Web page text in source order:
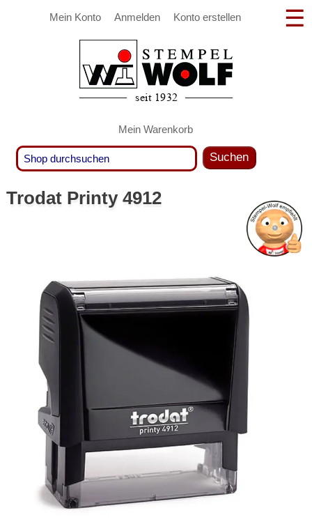
Mein Konto Anmelden Konto erstellen
Mein Warenkorb
Suchen
Trodat Printy 4912